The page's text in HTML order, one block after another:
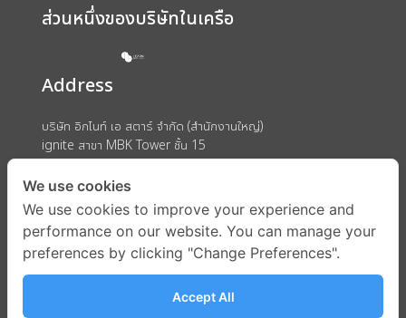
ส่วนหนึ่งของบริษัทในเครือ
Address
บริษัท อิกไนท์ เอ สตาร์ จำกัด (สำนักงานใหญ่)
ignite สาขา MBK Tower ชั้น 15
ถนนพญาไท แขวงวังใหม่ เขตปทุมวัน กรุงเทพมหานคร 10330
We use cookies
We use cookies to improve your experience and
performance on our website. You can manage your
preferences by clicking "Change Preferences".
Accept All